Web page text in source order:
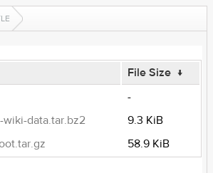
File Size ↓
-
data.tar.bz2
9.3 KiB
58.9 KiB